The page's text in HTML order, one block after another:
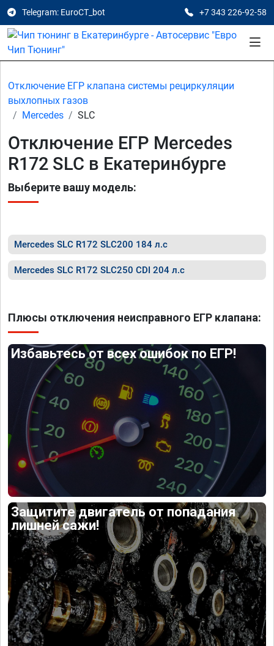
Telegram: EuroCT_bot +7 343 226-92-58
Отключение ЕГР клапана системы рециркуляции
выхлопных газов
Mercedes
SLC
Отключение ЕГР Mercedes
R172 SLC в Екатеринбурге
Выберите вашу модель:
Mercedes SLC R172 SLC200 184 л.с
Mercedes SLC R172 SLC250 CDI 204 л.с
Плюсы отключения неисправного ЕГР клапана:
Избавьтесь от всех ошибок по ЕГР!
Защитите двигатель от попадания
лишней сажи!